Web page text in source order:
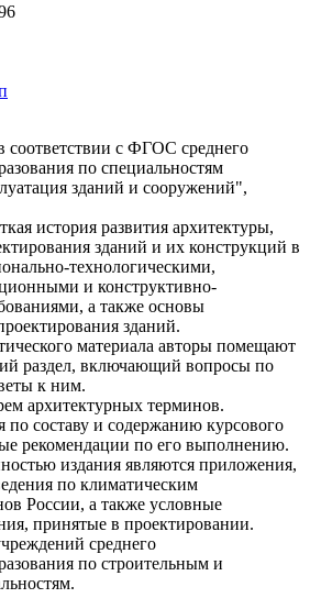
соответствии с ФГОС среднего
по специальностям
зданий и сооружений",
история развития архитектуры,
зданий и их конструкций в
технологическими,
и конструктивно-
а также основы
зданий.
материала авторы помещают
раздел, включающий вопросы по
к ним.
архитектурных терминов.
по составу и содержанию курсового
рекомендации по его выполнению.
издания являются приложения,
по климатическим
России, а также условные
принятые в проектировании.
среднего
по строительным и